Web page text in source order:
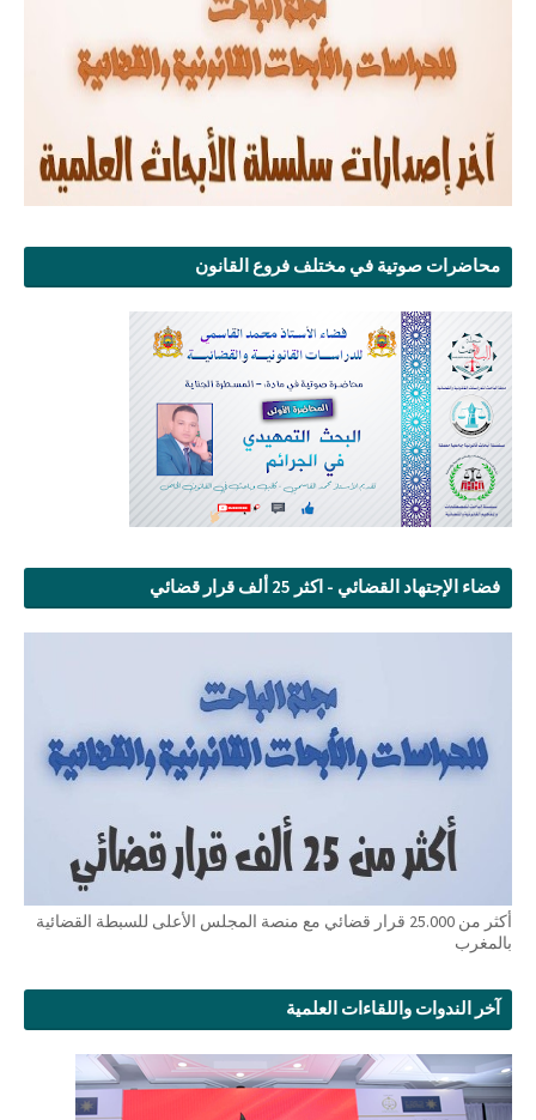
محاضرات صوتية في مختلف فروع القانون
فضاء الإجتهاد القضائي - اكثر 25 ألف قرار قضائي
أكثر من 25.000 قرار قضائي مع منصة المجلس الأعلى للسبطة القضائية
بالمغرب
آخر الندوات واللقاءات العلمية